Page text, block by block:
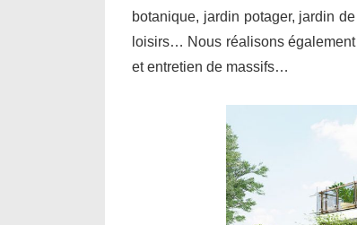
botanique, jardin potager, jardin
loisirs… Nous réalisons
et entretien de massifs…